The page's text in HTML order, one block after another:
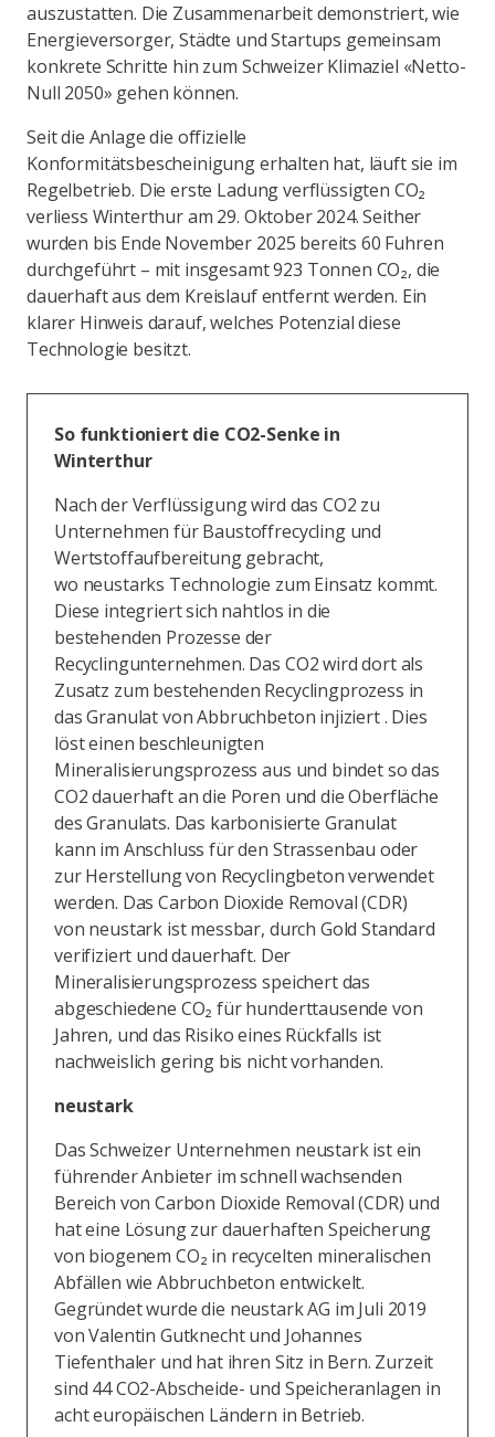
auszustatten. Die Zusammenarbeit demonstriert, wie
Energieversorger, Städte und Startups gemeinsam
konkrete Schritte hin zum Schweizer Klimaziel «Netto-
Null 2050» gehen können.
Seit die Anlage die offizielle
Konformitätsbescheinigung erhalten hat, läuft sie im
Regelbetrieb. Die erste Ladung verflüssigten CO₂
verliess Winterthur am 29. Oktober 2024. Seither
wurden bis Ende November 2025 bereits 60 Fuhren
durchgeführt – mit insgesamt 923 Tonnen CO₂, die
dauerhaft aus dem Kreislauf entfernt werden. Ein
klarer Hinweis darauf, welches Potenzial diese
Technologie besitzt.
So funktioniert die CO2-Senke in
Winterthur
Nach der Verflüssigung wird das CO2 zu
Unternehmen für Baustoffrecycling und
Wertstoffaufbereitung gebracht,
wo neustarks Technologie zum Einsatz kommt.
Diese integriert sich nahtlos in die
bestehenden Prozesse der
Recyclingunternehmen. Das CO2 wird dort als
Zusatz zum bestehenden Recyclingprozess in
das Granulat von Abbruchbeton injiziert . Dies
löst einen beschleunigten
Mineralisierungsprozess aus und bindet so das
CO2 dauerhaft an die Poren und die Oberfläche
des Granulats. Das karbonisierte Granulat
kann im Anschluss für den Strassenbau oder
zur Herstellung von Recyclingbeton verwendet
werden. Das Carbon Dioxide Removal (CDR)
von neustark ist messbar, durch Gold Standard
verifiziert und dauerhaft. Der
Mineralisierungsprozess speichert das
abgeschiedene CO₂ für hunderttausende von
Jahren, und das Risiko eines Rückfalls ist
nachweislich gering bis nicht vorhanden.
neustark
Das Schweizer Unternehmen neustark ist ein
führender Anbieter im schnell wachsenden
Bereich von Carbon Dioxide Removal (CDR) und
hat eine Lösung zur dauerhaften Speicherung
von biogenem CO₂ in recycelten mineralischen
Abfällen wie Abbruchbeton entwickelt.
Gegründet wurde die neustark AG im Juli 2019
von Valentin Gutknecht und Johannes
Tiefenthaler und hat ihren Sitz in Bern. Zurzeit
sind 44 CO2-Abscheide- und Speicheranlagen in
acht europäischen Ländern in Betrieb.